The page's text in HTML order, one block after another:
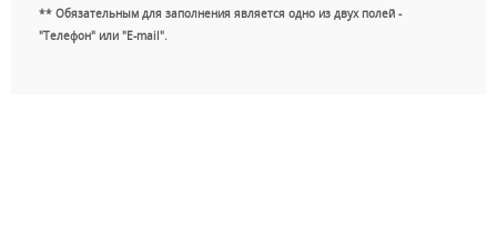
** Обязательным для заполнения является одно из двух полей -
"Телефон" или "E-mail".